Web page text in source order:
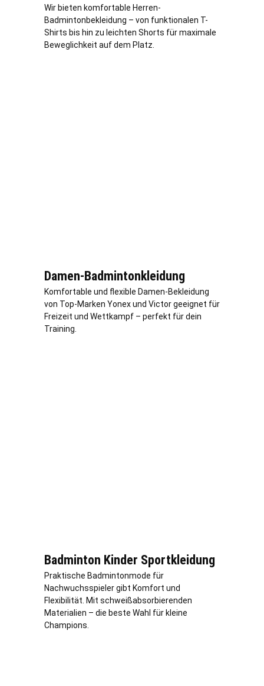
Wir bieten komfortable Herren-
Badmintonbekleidung – von funktionalen T-
Shirts bis hin zu leichten Shorts für maximale
Beweglichkeit auf dem Platz.
Damen-Badmintonkleidung
Komfortable und flexible Damen-Bekleidung
von Top-Marken Yonex und Victor geeignet für
Freizeit und Wettkampf – perfekt für dein
Training.
Badminton Kinder Sportkleidung
Praktische Badmintonmode für
Nachwuchsspieler gibt Komfort und
Flexibilität. Mit schweißabsorbierenden
Materialien – die beste Wahl für kleine
Champions.